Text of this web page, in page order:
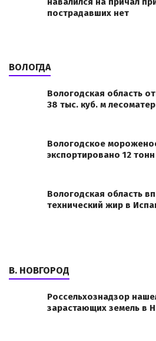
пострадавших нет
ВОЛОГДА
Вологодская область
38 тыс. куб. м
Вологодское
экспортировано 12
Вологодская область
технический жир в
В. НОВГОРОД
Россельхознадзор
зарастающих земель в